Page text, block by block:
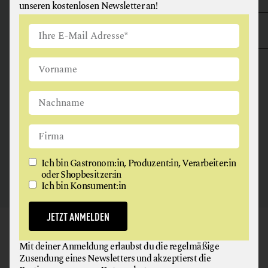
ANGUS & ARTHUR
FLEISCH + FLEISCHERZEUGNISSE
2326 Maria Lanzendorf
GAUMEN HOCH
NEWSLETTER
unseren kostenlosen Newsletter an!
Ich bin Gastronom:in, Produzent:in, Verarbeiter:in
oder Shopbesitzer:in
Ich bin Konsument:in
JETZT ANMELDEN
Mit deiner Anmeldung erlaubst du die regelmäßige
Zusendung eines Newsletters und akzeptierst die